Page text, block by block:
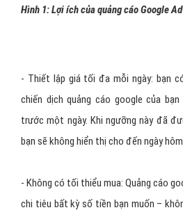
Hình 1:Lợi ích của quảng cáo Google
- Thiết lập giá tối đa mỗi ngày: bạn
chiến dịch quảng cáo google của
trước một ngày. Khi ngưỡng này đã
bạn sẽ không hiển thị cho đến ngày
- Không có tối thiểu mua: Quảng cáo
chi tiêu bất kỳ số tiền bạn muốn –